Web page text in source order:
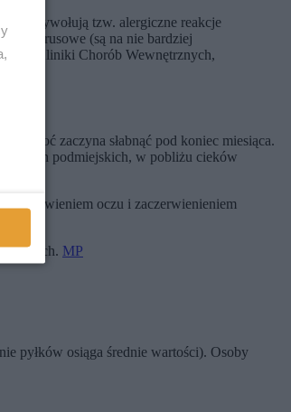
wywołują tzw. alergiczne reakcje
wirusowe (są na nie bardziej
z Kliniki Chorób Wewnętrznych,
choć zaczyna słabnąć pod koniec miesiąca.
podmiejskich, w pobliżu cieków
łzawieniem oczu i zaczerwienieniem
MP
pyłków osiąga średnie wartości). Osoby